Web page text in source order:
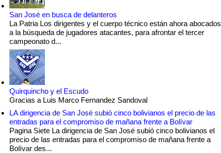
San José en busca de delanteros
La Patria Los dirigentes y el cuerpo técnico están ahora abocados
a la búsqueda de jugadores atacantes, para afrontar el tercer
campeonato d...
Quirquincho y el Escudo
Gracias a Luis Marco Fernandez Sandoval
LA dirigencia de San José subió cinco bolivianos el precio de las
entradas para el compromiso de mañana frente a Bolívar
Pagina Siete La dirigencia de San José subió cinco bolivianos el
precio de las entradas para el compromiso de mañana frente a
Bolívar des...